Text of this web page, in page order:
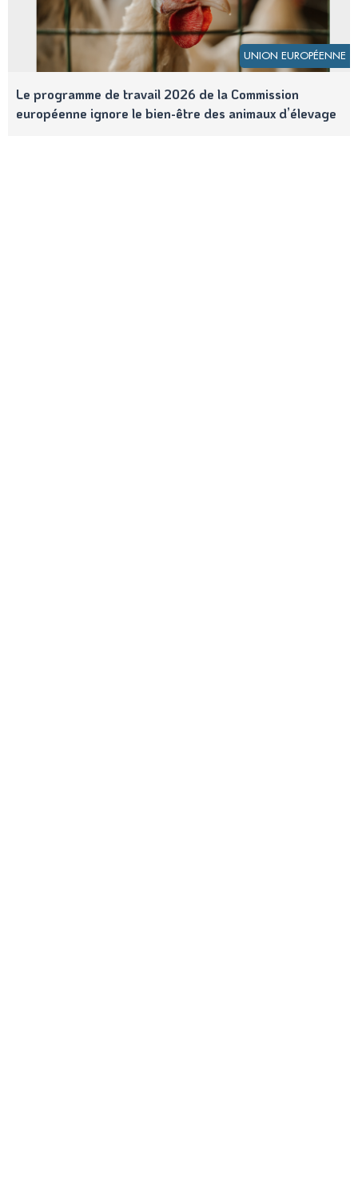
UNION EUROPÉENNE
Le programme de travail 2026 de la Commission
européenne ignore le bien-être des animaux d’élevage